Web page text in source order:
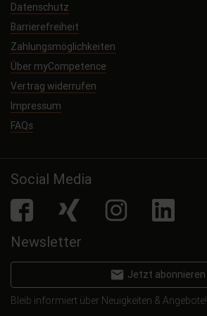
Datenschutz
Barrierefreiheit
Zahlungsmöglichkeiten
Über myCompetence
Vertrag widerrufen
Impressum
FAQs
Social Media
facebook Xing Instagram LinkedIn
Newsletter
email Jetzt abonnieren
Bleib informiert über Neuigkeiten & Angebote!